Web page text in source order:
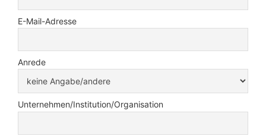
E-Mail-Adresse
Anrede
Unternehmen/Institution/Organisation